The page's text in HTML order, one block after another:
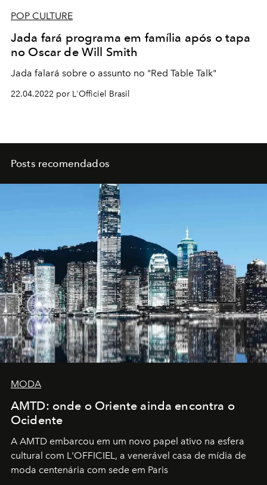
POP CULTURE
Jada fará programa em família após o tapa
no Oscar de Will Smith
Jada falará sobre o assunto no "Red Table Talk"
22.04.2022 por L'Officiel Brasil
Posts recomendados
MODA
AMTD: onde o Oriente ainda encontra o
Ocidente
A AMTD embarcou em um novo papel ativo na esfera
cultural com L'OFFICIEL, a venerável casa de mídia de
moda centenária com sede em Paris